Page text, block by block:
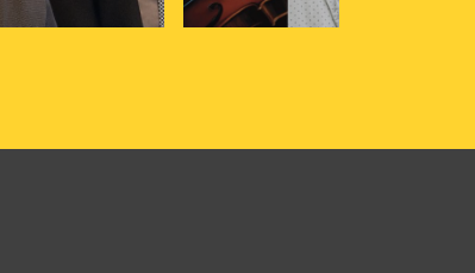
- 20h30 - Le
vendredi9oct 2026